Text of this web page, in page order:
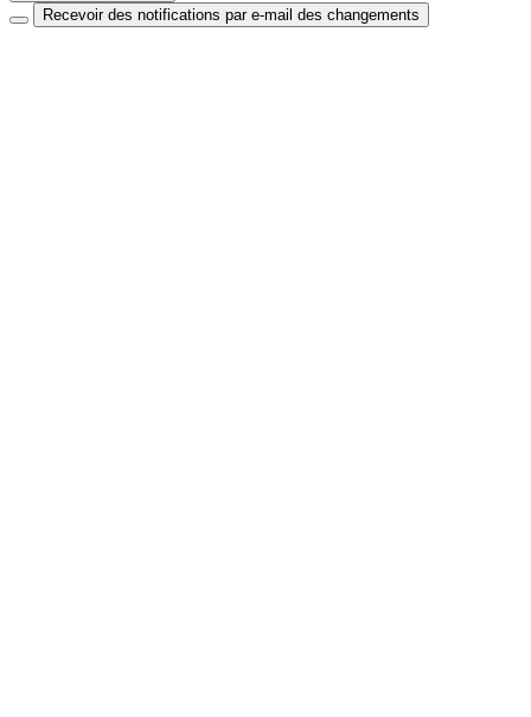
Recevoir des notifications par e-mail des changements